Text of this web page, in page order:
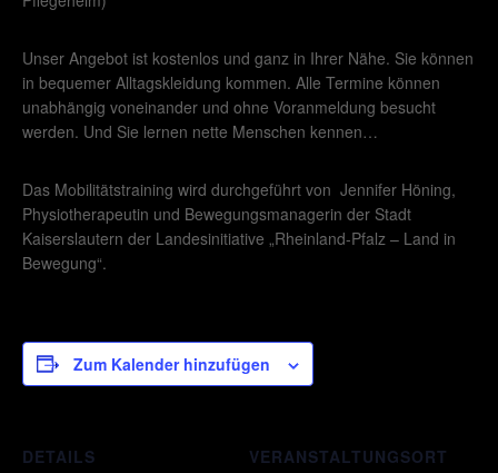
Unser Angebot ist kostenlos und ganz in Ihrer Nähe. Sie können
in bequemer Alltagskleidung kommen. Alle Termine können
unabhängig voneinander und ohne Voranmeldung besucht
werden. Und Sie lernen nette Menschen kennen…
Das Mobilitätstraining wird durchgeführt von Jennifer Höning,
Physiotherapeutin und Bewegungsmanagerin der Stadt
Kaiserslautern der Landesinitiative „Rheinland-Pfalz – Land in
Bewegung“.
Zum Kalender hinzufügen
DETAILS
VERANSTALTUNGSORT